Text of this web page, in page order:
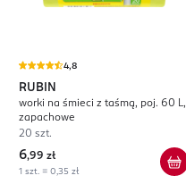
4,8
RUBIN
worki na śmieci z taśmą, poj. 60 L,
zapachowe
20 szt.
6,99 zł
1 szt. = 0,35 zł